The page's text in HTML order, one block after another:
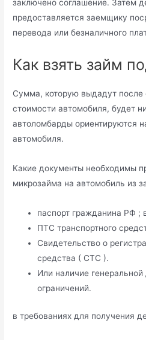
заключено соглашение. Затем
предоставляется заемщику
перевода или безналичного
Как взять займ
Сумма, которую выдадут после
стоимости автомобиля, будет
автоломбарды ориентируются
автомобиля.
Какие документы необходимы
микрозайма на автомобиль из
паспорт гражданина РФ ;
ПТС транспортного
Свидетельство о
средства ( СТС ).
Или наличие генеральной
ограничений.
в требованиях для получения